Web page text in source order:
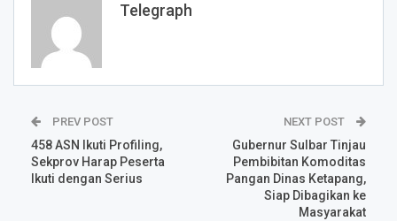
Telegraph
PREV POST
458 ASN Ikuti Profiling,
Sekprov Harap Peserta
Ikuti dengan Serius
NEXT POST
Gubernur Sulbar Tinjau
Pembibitan Komoditas
Pangan Dinas Ketapang,
Siap Dibagikan ke
Masyarakat